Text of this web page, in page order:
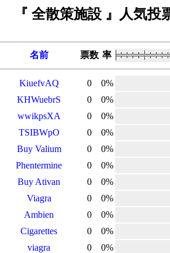
『 全散策施設 』人気投
名前 票数 率
KiuefvAQ 0 0%
KHWuebrS 0 0%
wwikpsXA 0 0%
TSIBWpO 0 0%
Buy Valium 0 0%
Phentermine 0 0%
Buy Ativan 0 0%
Viagra 0 0%
Ambien 0 0%
Cigarettes 0 0%
viagra 0 0%